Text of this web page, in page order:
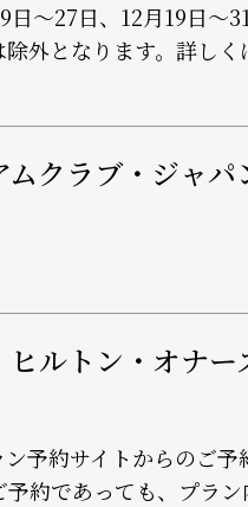
～27日、12月19日～
外となります。詳しく
クラブ・ジャパ
ルトン・オナー
予約サイトからのご予
約であっても、プラン